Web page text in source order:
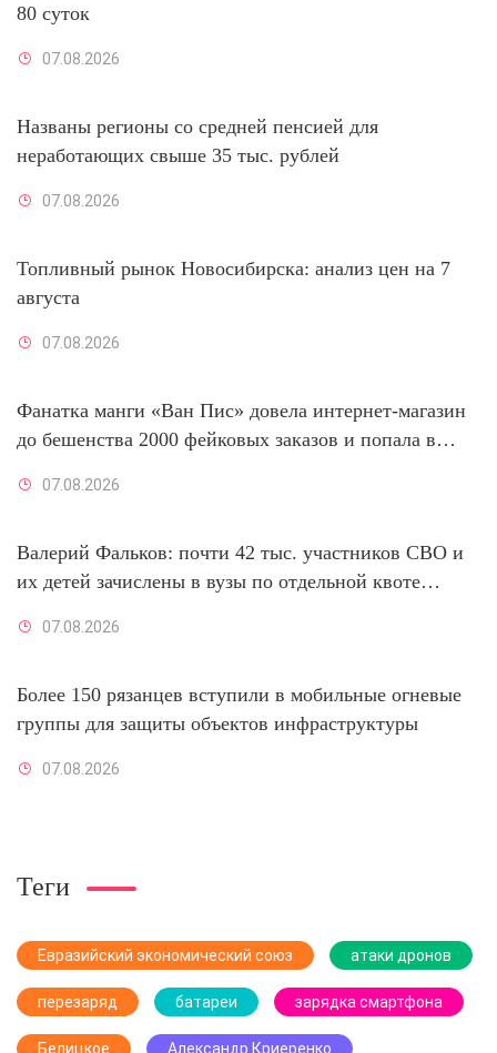
80 суток
07.08.2026
Названы регионы со средней пенсией для
неработающих свыше 35 тыс. рублей
07.08.2026
Топливный рынок Новосибирска: анализ цен на 7
августа
07.08.2026
Фанатка манги «Ван Пис» довела интернет-магазин
до бешенства 2000 фейковых заказов и попала в
07.08.2026
Валерий Фальков: почти 42 тыс. участников СВО и
их детей зачислены в вузы по отдельной квоте
07.08.2026
Более 150 рязанцев вступили в мобильные огневые
группы для защиты объектов инфраструктуры
07.08.2026
Теги
Евразийский экономический союз атаки дронов
перезаряд батареи зарядка смартфона
Белицкое Александр Криеренко